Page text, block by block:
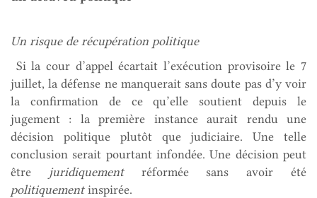
Un risque de récupération politique
Si la cour d’appel écartait l’exécution provisoire le 7
juillet, la défense ne manquerait sans doute pas d’y voir
la confirmation de ce qu’elle soutient depuis le
jugement : la première instance aurait rendu une
décision politique plutôt que judiciaire. Une telle
conclusion serait pourtant infondée. Une décision peut
être
juridiquementréformée sans avoir été
politiquementinspirée.